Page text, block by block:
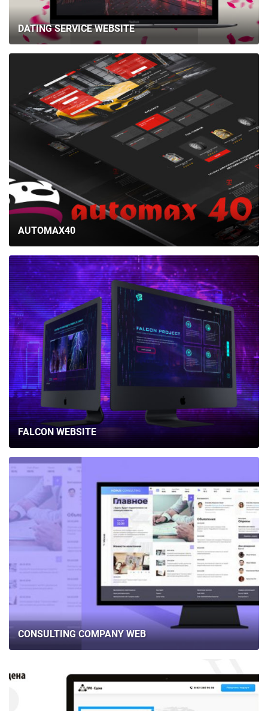
DATING SERVICE WEBSITE
AUTOMAX40
FALCON WEBSITE
CONSULTING COMPANY WEB